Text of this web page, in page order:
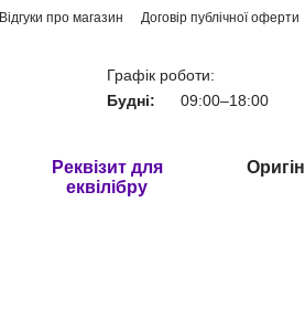
Відгуки про магазин Договір публічної оферти
Графік роботи:
Будні:
09:00–18:00
Реквізит для
еквілібру